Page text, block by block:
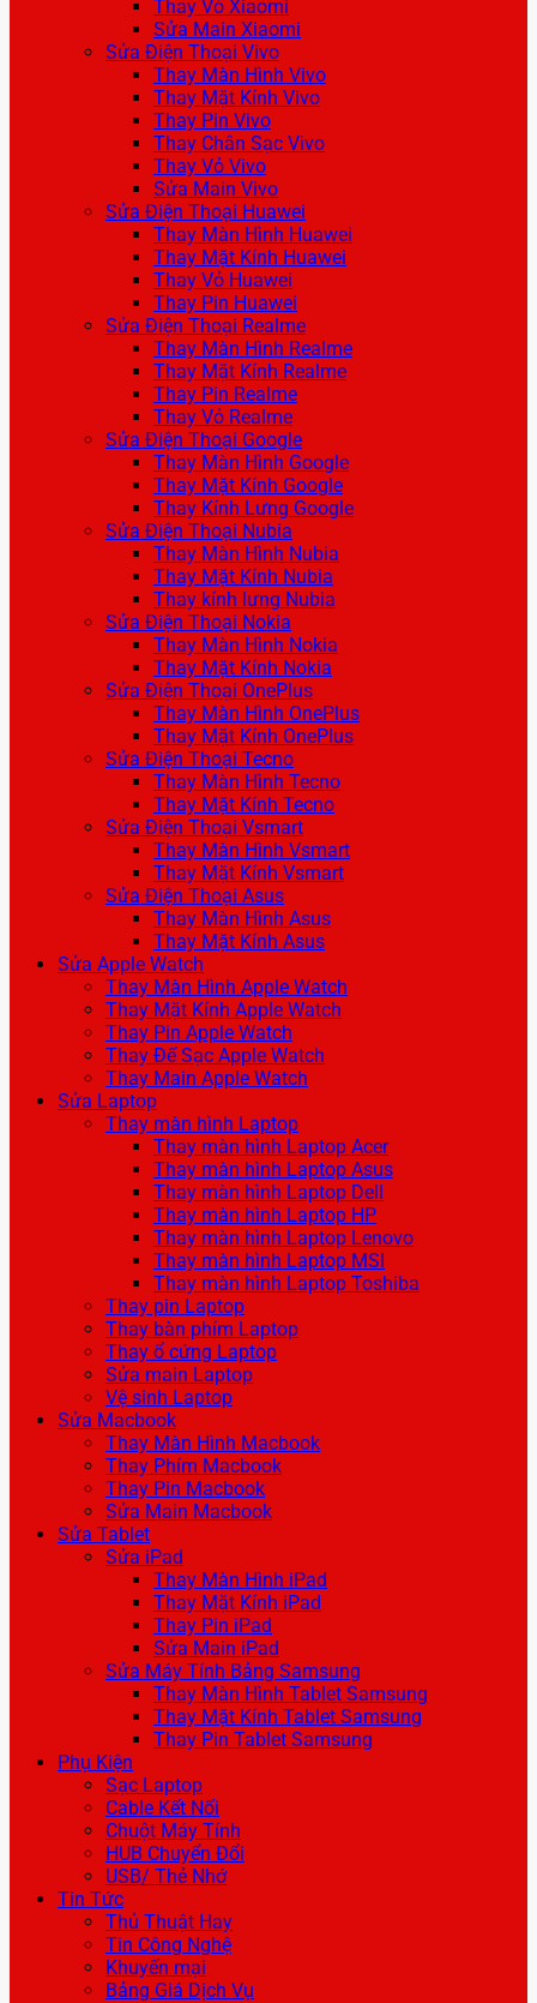
Thay Vỏ Xiaomi
Sửa Main Xiaomi
Sửa Điện Thoại Vivo
Thay Màn Hình Vivo
Thay Mặt Kính Vivo
Thay Pin Vivo
Thay Chân Sạc Vivo
Thay Vỏ Vivo
Sửa Main Vivo
Sửa Điện Thoại Huawei
Thay Màn Hình Huawei
Thay Mặt Kính Huawei
Thay Vỏ Huawei
Thay Pin Huawei
Sửa Điện Thoại Realme
Thay Màn Hình Realme
Thay Mặt Kính Realme
Thay Pin Realme
Thay Vỏ Realme
Sửa Điện Thoại Google
Thay Màn Hình Google
Thay Mặt Kính Google
Thay Kính Lưng Google
Sửa Điện Thoại Nubia
Thay Màn Hình Nubia
Thay Mặt Kính Nubia
Thay kính lưng Nubia
Sửa Điện Thoại Nokia
Thay Màn Hình Nokia
Thay Mặt Kính Nokia
Sửa Điện Thoại OnePlus
Thay Màn Hình OnePlus
Thay Mặt Kính OnePlus
Sửa Điện Thoại Tecno
Thay Màn Hình Tecno
Thay Mặt Kính Tecno
Sửa Điện Thoại Vsmart
Thay Màn Hình Vsmart
Thay Mặt Kính Vsmart
Sửa Điện Thoại Asus
Thay Màn Hình Asus
Thay Mặt Kính Asus
Sửa Apple Watch
Thay Màn Hình Apple Watch
Thay Mặt Kính Apple Watch
Thay Pin Apple Watch
Thay Đế Sạc Apple Watch
Thay Main Apple Watch
Sửa Laptop
Thay màn hình Laptop
Thay màn hình Laptop Acer
Thay màn hình Laptop Asus
Thay màn hình Laptop Dell
Thay màn hình Laptop HP
Thay màn hình Laptop Lenovo
Thay màn hình Laptop MSI
Thay màn hình Laptop Toshiba
Thay pin Laptop
Thay bàn phím Laptop
Thay ổ cứng Laptop
Sửa main Laptop
Vệ sinh Laptop
Sửa Macbook
Thay Màn Hình Macbook
Thay Phím Macbook
Thay Pin Macbook
Sửa Main Macbook
Sửa Tablet
Sửa iPad
Thay Màn Hình iPad
Thay Mặt Kính iPad
Thay Pin iPad
Sửa Main iPad
Sửa Máy Tính Bảng Samsung
Thay Màn Hình Tablet Samsung
Thay Mặt Kính Tablet Samsung
Thay Pin Tablet Samsung
Phụ Kiện
Sạc Laptop
Cable Kết Nối
Chuột Máy Tính
HUB Chuyển Đổi
USB/ Thẻ Nhớ
Tin Tức
Thủ Thuật Hay
Tin Công Nghệ
Khuyến mại
Bảng Giá Dịch Vụ